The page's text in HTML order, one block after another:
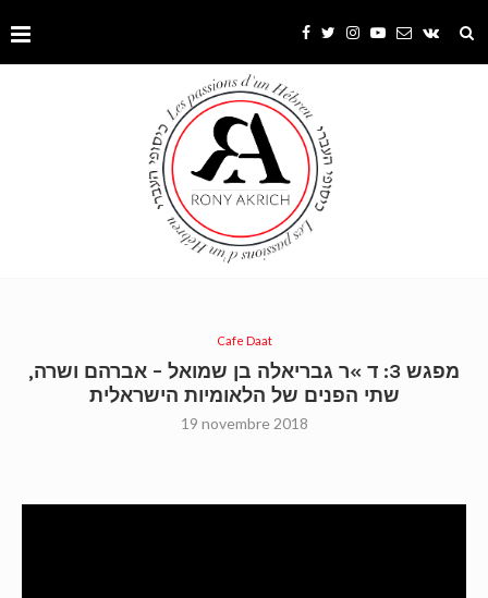
Cafe Daat
מפגש 3: ד »ר גבריאלה בן שמואל – אברהם ושרה,
שתי הפנים של הלאומיות הישראלית
19 novembre 2018